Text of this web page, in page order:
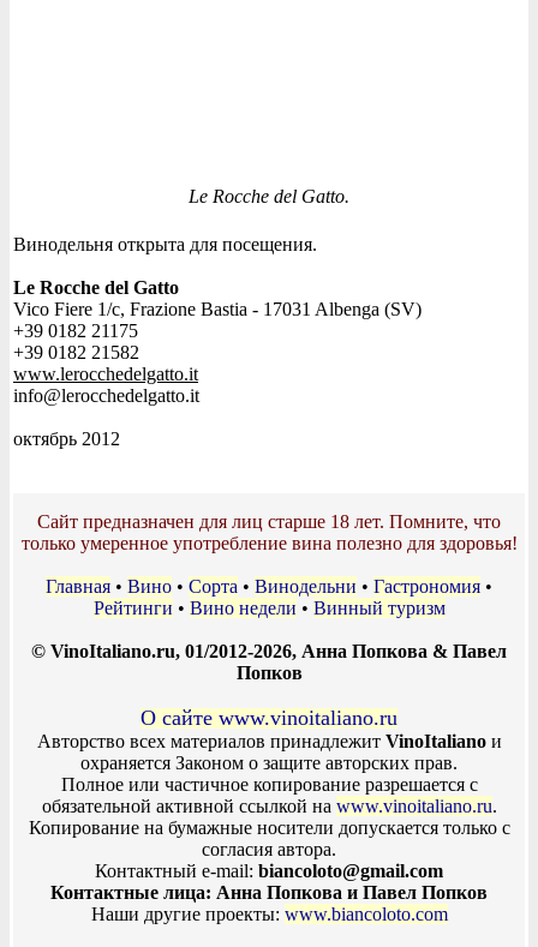
Le Rocche del Gatto.
Винодельня открыта для посещения.
Le Rocche del Gatto
Vico Fiere 1/c, Frazione Bastia - 17031 Albenga (SV)
+39 0182 21175
+39 0182 21582
www.lerocchedelgatto.it
info@lerocchedelgatto.it
октябрь 2012
Сайт предназначен для лиц старше 18 лет. Помните, что
только умеренное употребление вина полезно для здоровья!
Главная • Вино • Сорта • Винодельни • Гастрономия •
Рейтинги • Вино недели • Винный туризм
© VinoItaliano.ru, 01/2012-2026, Анна Попкова & Павел
Попков
О сайте www.vinoitaliano.ru
Авторство всех материалов принадлежит VinoItalianoи
охраняется Законом о защите авторских прав.
Полное или частичное копирование разрешается с
обязательной активной ссылкой на www.vinoitaliano.ru.
Копирование на бумажные носители допускается только с
согласия автора.
Контактный e-mail: biancoloto@gmail.com
Контактные лица: Анна Попкова и Павел Попков
Наши другие проекты: www.biancoloto.com